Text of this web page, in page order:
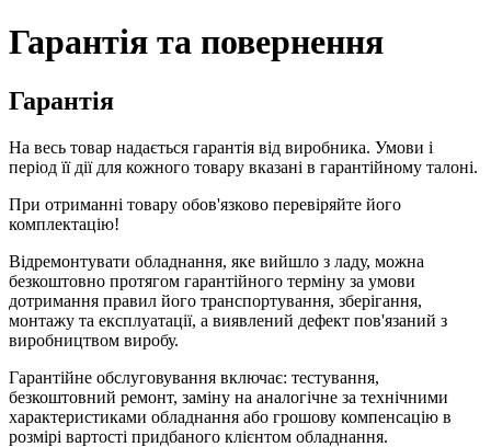
Гарантія та повернення
Гарантія
На весь товар надається гарантія від виробника. Умови і
період її дії для кожного товару вказані в гарантійному талоні.
При отриманні товару обов'язково перевіряйте його
комплектацію!
Відремонтувати обладнання, яке вийшло з ладу, можна
безкоштовно протягом гарантійного терміну за умови
дотримання правил його транспортування, зберігання,
монтажу та експлуатації, а виявлений дефект пов'язаний з
виробництвом виробу.
Гарантійне обслуговування включає: тестування,
безкоштовний ремонт, заміну на аналогічне за технічними
характеристиками обладнання або грошову компенсацію в
розмірі вартості придбаного клієнтом обладнання.